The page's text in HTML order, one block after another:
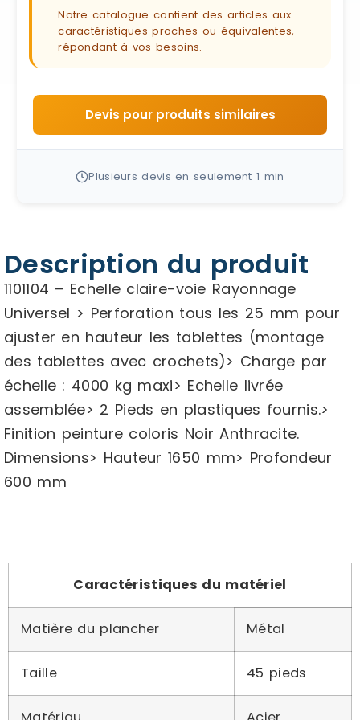
Notre catalogue contient des articles aux
caractéristiques proches ou équivalentes,
répondant à vos besoins.
Devis pour produits similaires
Plusieurs devis en seulement 1 min
Description du produit
1101104 – Echelle claire-voie Rayonnage
Universel > Perforation tous les 25 mm pour
ajuster en hauteur les tablettes (montage
des tablettes avec crochets)> Charge par
échelle : 4000 kg maxi> Echelle livrée
assemblée> 2 Pieds en plastiques fournis.>
Finition peinture coloris Noir Anthracite.
Dimensions> Hauteur 1650 mm> Profondeur
600 mm
Caractéristiques du matériel
Matière du plancher Métal
Taille 45 pieds